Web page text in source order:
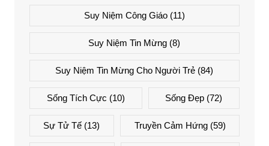
Suy Niệm Công Giáo(11)
Suy Niệm Tin Mừng (8)
Suy Niệm Tin Mừng Cho Người Trẻ (84)
Sống Tích Cực (10) Sống Đẹp (72)
Sự Tử Tế (13) Truyền Cảm Hứng(59)